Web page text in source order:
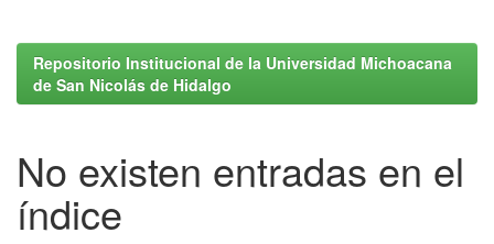
Repositorio Institucional de la Universidad Michoacana
de San Nicolás de Hidalgo
No existen entradas en el
índice